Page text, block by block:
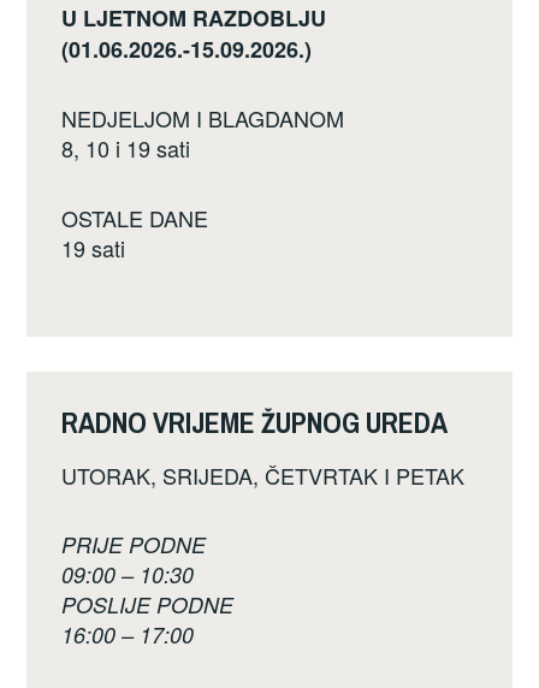
U LJETNOM RAZDOBLJU
(01.06.2026.-15.09.2026.)
NEDJELJOM I BLAGDANOM
8, 10 i 19 sati
OSTALE DANE
19 sati
RADNO VRIJEME ŽUPNOG UREDA
UTORAK, SRIJEDA, ČETVRTAK I PETAK
PRIJE PODNE
09:00 – 10:30
POSLIJE PODNE
16:00 – 17:00